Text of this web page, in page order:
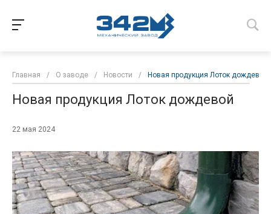
Главная / О заводе / Новости / Новая продукция Лоток дождевой
Новая продукция Лоток дождевой
22 мая 2024